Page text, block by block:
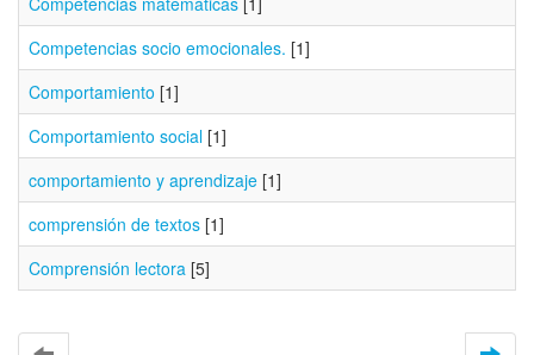
Competencias socio emocionales. [1]
Comportamiento [1]
Comportamiento social [1]
comportamiento y aprendizaje [1]
comprensión de textos [1]
Comprensión lectora [5]